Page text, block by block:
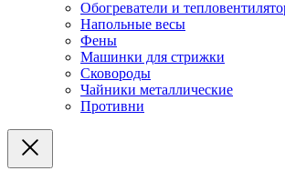
Обогреватели и
Напольные весы
Фены
Машинки для стрижки
Сковороды
Чайники металлические
Противни